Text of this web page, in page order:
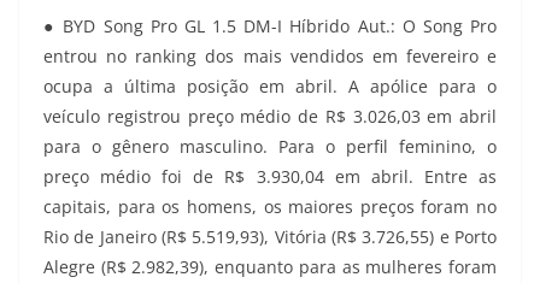
● BYD Song Pro GL 1.5 DM-I Híbrido Aut.: O Song Pro
entrou no ranking dos mais vendidos em fevereiro e
ocupa a última posição em abril. A apólice para o
veículo registrou preço médio de R$ 3.026,03 em abril
para o gênero masculino. Para o perfil feminino, o
preço médio foi de R$ 3.930,04 em abril. Entre as
capitais, para os homens, os maiores preços foram no
Rio de Janeiro (R$ 5.519,93), Vitória (R$ 3.726,55) e Porto
Alegre (R$ 2.982,39), enquanto para as mulheres foram